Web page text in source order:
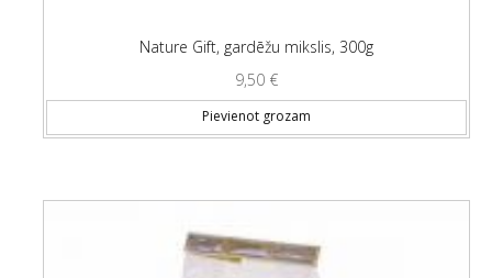
Nature Gift, gardēžu mikslis, 300g
9,50 €
Pievienot grozam